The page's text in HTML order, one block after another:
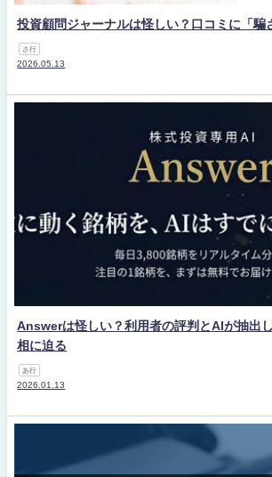
投資顧問ジャーナルは怪しい？口コミに「騙
さ行
2026.05.13
Answerは怪しい？利用者の評判とAIが抽出
相に迫る
あ行
2026.01.13